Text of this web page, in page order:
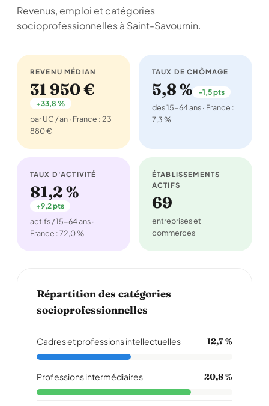
Revenus, emploi et catégories
socioprofessionnelles à Saint-Savournin.
REVENU MÉDIAN
31 950 €
+33,8 %
par UC / an · France : 23
880 €
TAUX DE CHÔMAGE
5,8 % -1,5 pts
des 15-64 ans · France :
7,3 %
TAUX D'ACTIVITÉ
81,2 %
+9,2 pts
actifs / 15-64 ans ·
France : 72,0 %
ÉTABLISSEMENTS
ACTIFS
69
entreprises et
commerces
Répartition des catégories
socioprofessionnelles
Cadres et professions intellectuelles 12,7 %
Professions intermédiaires 20,8 %